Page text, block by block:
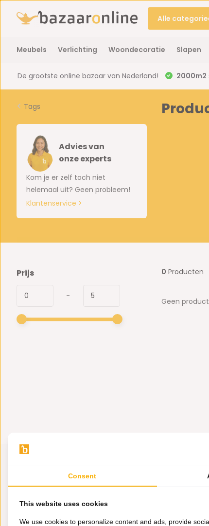
Alle
Meubels Verlichting Woondecoratie Slapen
De grootste online bazaar van Nederland! 2000m2
Tags
Advies van
onze experts
Kom je er zelf toch niet
helemaal uit? Geen probleem!
Klantenservice >
Prijs
-
0 Producten
Geen
Consent
This website uses cookies
We use cookies to personalize content and ads, provide